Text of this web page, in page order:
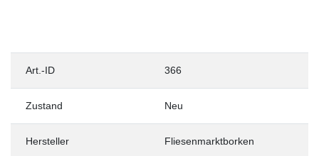
Art.-ID 366
Zustand Neu
Hersteller Fliesenmarktborken